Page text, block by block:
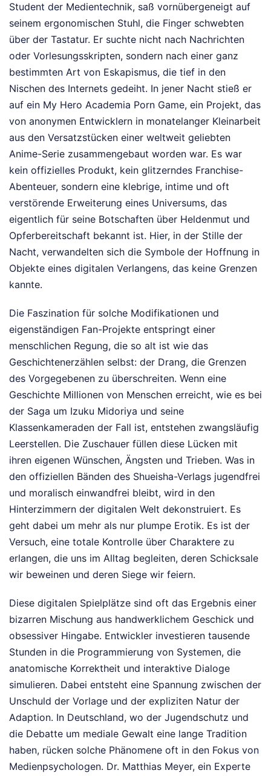
Student der Medientechnik, saß vornübergeneigt auf
seinem ergonomischen Stuhl, die Finger schwebten
über der Tastatur. Er suchte nicht nach Nachrichten
oder Vorlesungsskripten, sondern nach einer ganz
bestimmten Art von Eskapismus, die tief in den
Nischen des Internets gedeiht. In jener Nacht stieß er
auf ein My Hero Academia Porn Game, ein Projekt, das
von anonymen Entwicklern in monatelanger Kleinarbeit
aus den Versatzstücken einer weltweit geliebten
Anime-Serie zusammengebaut worden war. Es war
kein offizielles Produkt, kein glitzerndes Franchise-
Abenteuer, sondern eine klebrige, intime und oft
verstörende Erweiterung eines Universums, das
eigentlich für seine Botschaften über Heldenmut und
Opferbereitschaft bekannt ist. Hier, in der Stille der
Nacht, verwandelten sich die Symbole der Hoffnung in
Objekte eines digitalen Verlangens, das keine Grenzen
kannte.
Die Faszination für solche Modifikationen und
eigenständigen Fan-Projekte entspringt einer
menschlichen Regung, die so alt ist wie das
Geschichtenerzählen selbst: der Drang, die Grenzen
des Vorgegebenen zu überschreiten. Wenn eine
Geschichte Millionen von Menschen erreicht, wie es bei
der Saga um Izuku Midoriya und seine
Klassenkameraden der Fall ist, entstehen zwangsläufig
Leerstellen. Die Zuschauer füllen diese Lücken mit
ihren eigenen Wünschen, Ängsten und Trieben. Was in
den offiziellen Bänden des Shueisha-Verlags jugendfrei
und moralisch einwandfrei bleibt, wird in den
Hinterzimmern der digitalen Welt dekonstruiert. Es
geht dabei um mehr als nur plumpe Erotik. Es ist der
Versuch, eine totale Kontrolle über Charaktere zu
erlangen, die uns im Alltag begleiten, deren Schicksale
wir beweinen und deren Siege wir feiern.
Diese digitalen Spielplätze sind oft das Ergebnis einer
bizarren Mischung aus handwerklichem Geschick und
obsessiver Hingabe. Entwickler investieren tausende
Stunden in die Programmierung von Systemen, die
anatomische Korrektheit und interaktive Dialoge
simulieren. Dabei entsteht eine Spannung zwischen der
Unschuld der Vorlage und der expliziten Natur der
Adaption. In Deutschland, wo der Jugendschutz und
die Debatte um mediale Gewalt eine lange Tradition
haben, rücken solche Phänomene oft in den Fokus von
Medienpsychologen. Dr. Matthias Meyer, ein Experte